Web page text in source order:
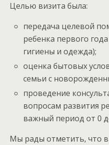
Целью визита была:
передача целевой
ребенка первого
гигиены и одежда);
оценка бытовых
семьи с
проведение
вопросам развития
важный период от 0
Мы рады отметить, что в